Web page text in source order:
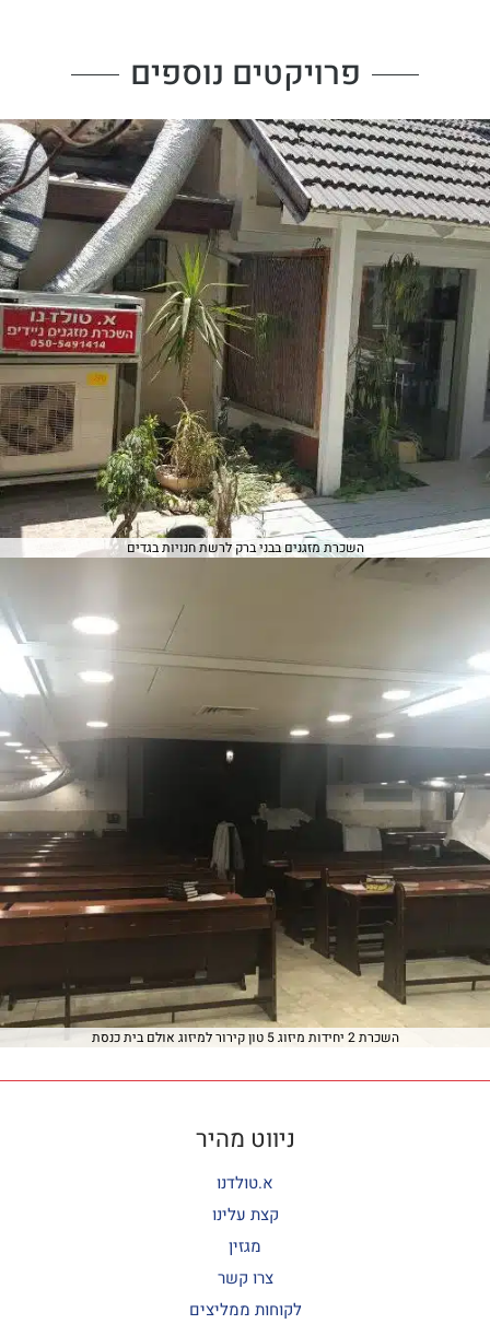
פרויקטים נוספים
השכרת מזגנים בבני ברק לרשת חנויות בגדים
השכרת 2 יחידות מיזוג 5 טון קירור למיזוג אולם בית כנסת
ניווט מהיר
א.טולדנו
קצת עלינו
מגזין
צרו קשר
לקוחות ממליצים